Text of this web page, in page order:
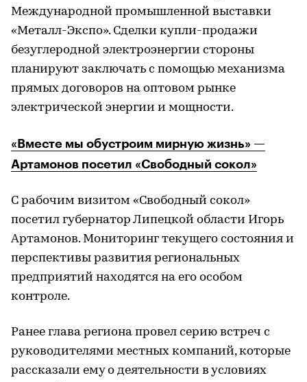
Международной промышленной выставки
«Металл-Экспо». Сделки купли-продажи
безуглеродной электроэнергии стороны
планируют заключать с помощью механизма
прямых договоров на оптовом рынке
электрической энергии и мощности.
«Вместе мы обустроим мирную жизнь» —
Артамонов посетил «Свободный сокол»
С рабочим визитом «Свободный сокол»
посетил губернатор Липецкой области Игорь
Артамонов. Мониторинг текущего состояния и
перспективы развития региональных
предприятий находятся на его особом
контроле.
Ранее глава региона провел серию встреч с
руководителями местных компаний, которые
рассказали ему о деятельности в условиях